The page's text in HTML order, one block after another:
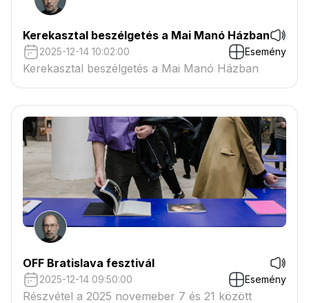
Kerekasztal beszélgetés a Mai Manó Házban
2025-12-14 10:02:00 Esemény
Kerekasztal beszélgetés a Mai Manó Házban
OFF Bratislava fesztivál
2025-12-14 09:50:00 Esemény
Részvétel a 2025 novemeber 7 és 21 között